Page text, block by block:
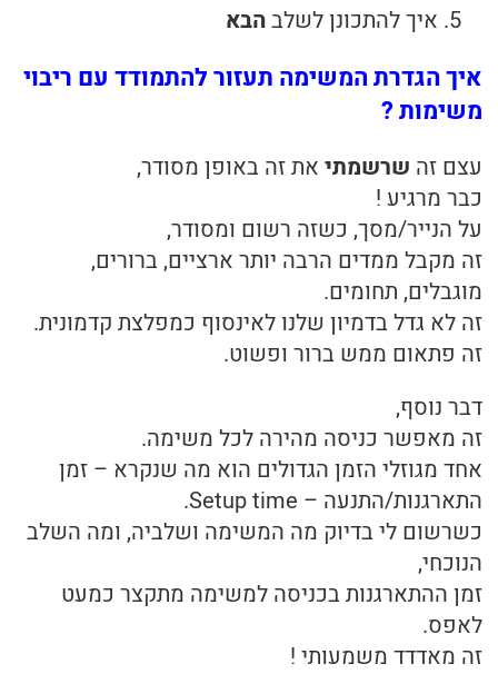
איך להתכונן לשלבהבא
איך הגדרת המשימה תעזור להתמודד עם ריבוי
משימות ?
עצם זה שרשמתי את זה באופן מסודר,
כבר מרגיע !
על הנייר/מסך, כשזה רשום ומסודר,
זה מקבל ממדים הרבה יותר ארציים, ברורים,
מוגבלים, תחומים.
זה לא גדל בדמיון שלנו לאינסוף כמפלצת קדמונית.
זה פתאום ממש ברור ופשוט.
דבר נוסף,
זה מאפשר כניסה מהירה לכל משימה.
אחד מגוזלי הזמן הגדולים הוא מה שנקרא – זמן
התארגנות/התנעה – Setup time.
כשרשום לי בדיוק מה המשימה ושלביה, ומה השלב
הנוכחי,
זמן ההתארגנות בכניסה למשימה מתקצר כמעט
לאפס.
זה מאדדד משמעותי !